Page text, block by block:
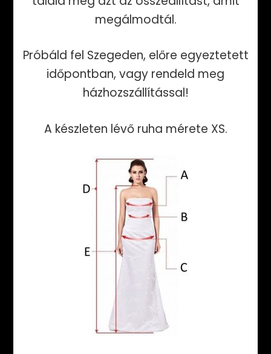
megálmodtál.
Próbáld fel Szegeden, előre egyeztetett
időpontban, vagy rendeld meg
házhozszállítással!
A készleten lévő ruha mérete XS.